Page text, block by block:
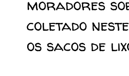
moradores
coletado
os sacos de